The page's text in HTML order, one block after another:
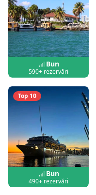
Bun
590+ rezervări
Top 10
Bun
490+ rezervări